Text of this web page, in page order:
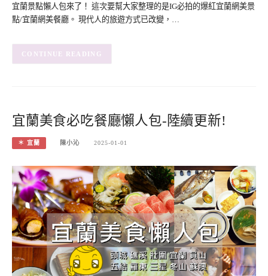
宜蘭景點懶人包來了！ 這次要幫大家整理的是IG必拍的爆紅宜蘭網美景
點/宜蘭網美餐廳。 現代人的旅遊方式已改變，…
CONTINUE READING
宜蘭美食必吃餐廳懶人包-陸續更新!
＊ 宜蘭 陳小沁 2025-01-01